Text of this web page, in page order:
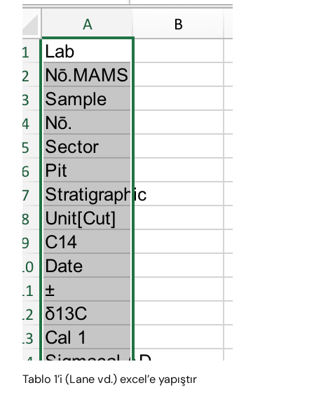
Tablo 1’i (Lane vd.) excel’e yapıştır